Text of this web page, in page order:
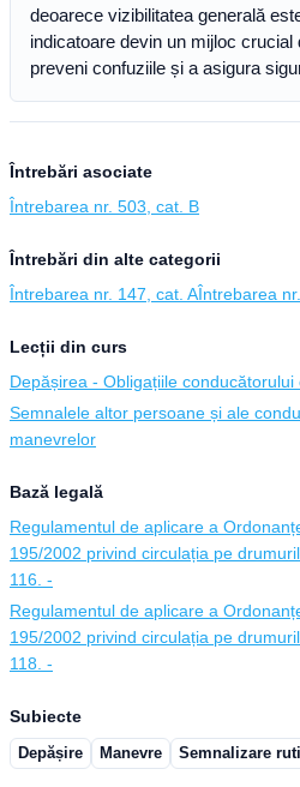
deoarece vizibilitatea generală
indicatoare devin un mijloc
preveni confuziile și a asigura
Întrebări asociate
Întrebarea nr. 503, cat. B
Întrebări din alte categorii
Întrebarea nr. 147, cat. AÎntrebarea
Lecții din curs
Depășirea - Obligațiile
Semnalele altor persoane și ale
manevrelor
Bază legală
Regulamentul de aplicare a
195/2002 privind circulația pe
116. -
Regulamentul de aplicare a
195/2002 privind circulația pe
118. -
Subiecte
Depășire Manevre Semnalizare